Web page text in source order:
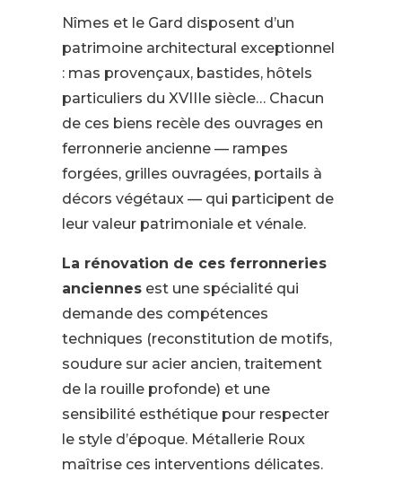
Nîmes et le Gard disposent d’un
patrimoine architectural exceptionnel
: mas provençaux, bastides, hôtels
particuliers du XVIIIe siècle… Chacun
de ces biens recèle des ouvrages en
ferronnerie ancienne — rampes
forgées, grilles ouvragées, portails à
décors végétaux — qui participent de
leur valeur patrimoniale et vénale.
La rénovation de ces ferronneries
anciennesest une spécialité qui
demande des compétences
techniques (reconstitution de motifs,
soudure sur acier ancien, traitement
de la rouille profonde) et une
sensibilité esthétique pour respecter
le style d’époque. Métallerie Roux
maîtrise ces interventions délicates.